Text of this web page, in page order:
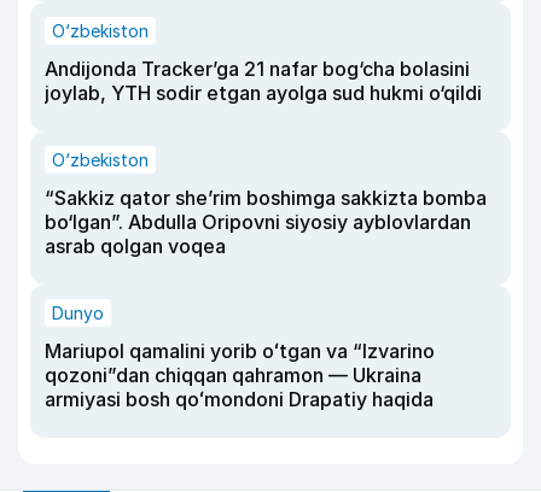
O‘zbekiston
Andijonda Tracker’ga 21 nafar bog‘cha bolasini
joylab, YTH sodir etgan ayolga sud hukmi o‘qildi
O‘zbekiston
“Sakkiz qator she’rim boshimga sakkizta bomba
bo‘lgan”. Abdulla Oripovni siyosiy ayblovlardan
asrab qolgan voqea
Dunyo
Mariupol qamalini yorib oʻtgan va “Izvarino
qozoni”dan chiqqan qahramon — Ukraina
armiyasi bosh qoʻmondoni Drapatiy haqida